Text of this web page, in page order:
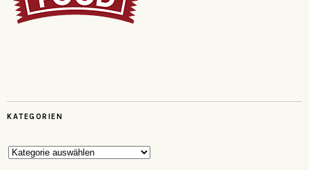
KATEGORIEN
Kategorien